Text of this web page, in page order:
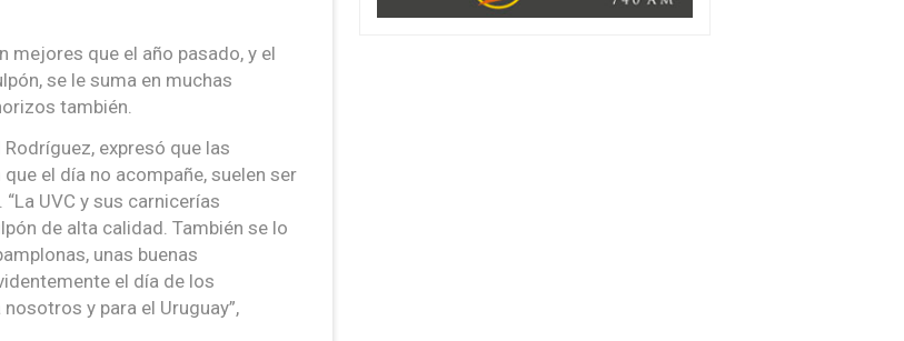
mejores que el año pasado, y el
se le suma en muchas
también.
expresó que las
el día no acompañe, suelen ser
UVC y sus carnicerías
de alta calidad. También se lo
unas buenas
el día de los
y para el Uruguay”,